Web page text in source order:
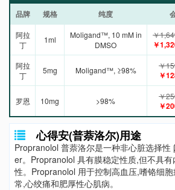
品牌 规格 纯度
阿拉
丁
1ml
Moligand™, 10 mM in
DMSO
￥
￥
阿拉
丁
5mg Moligand™, ≥98% ￥
￥
罗恩 10mg >98% ￥
￥
心得安(普萘洛尔)用途
Propranolol 普萘洛尔是一种非心脏选择
er。Propranolol 具有膜稳定性质,但不具
性。Propranolol 用于控制高血压,嗜铬细
常,心绞痛和肥厚性心肌病。